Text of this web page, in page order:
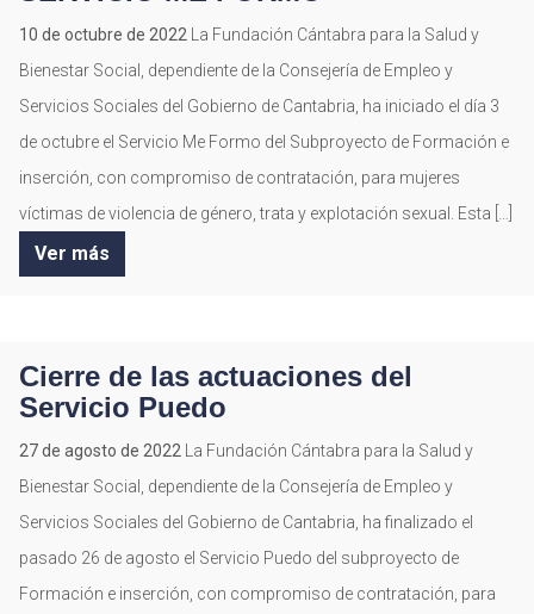
10 de octubre de 2022 La Fundación Cántabra para la Salud y
Bienestar Social, dependiente de la Consejería de Empleo y
Servicios Sociales del Gobierno de Cantabria, ha iniciado el día 3
de octubre el Servicio Me Formo del Subproyecto de Formación e
inserción, con compromiso de contratación, para mujeres
víctimas de violencia de género, trata y explotación sexual. Esta […]
Ver más
Cierre de las actuaciones del
Servicio Puedo
27 de agosto de 2022 La Fundación Cántabra para la Salud y
Bienestar Social, dependiente de la Consejería de Empleo y
Servicios Sociales del Gobierno de Cantabria, ha finalizado el
pasado 26 de agosto el Servicio Puedo del subproyecto de
Formación e inserción, con compromiso de contratación, para